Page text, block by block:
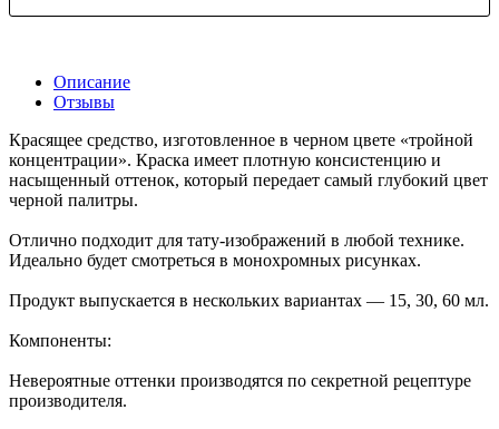
Описание
Отзывы
Красящее средство, изготовленное в черном цвете «тройной
концентрации». Краска имеет плотную консистенцию и
насыщенный оттенок, который передает самый глубокий цвет
черной палитры.
Отлично подходит для тату-изображений в любой технике.
Идеально будет смотреться в монохромных рисунках.
Продукт выпускается в нескольких вариантах — 15, 30, 60 мл.
Компоненты:
Невероятные оттенки производятся по секретной рецептуре
производителя.